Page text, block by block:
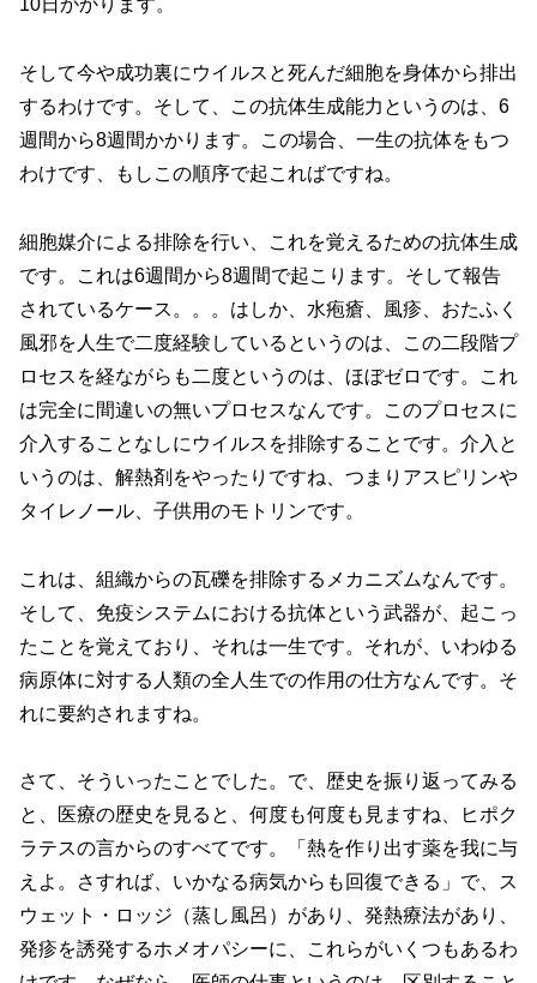
10日かかります。
そして今や成功裏にウイルスと死んだ細胞を身体から排出
するわけです。そして、この抗体生成能力というのは、6
週間から8週間かかります。この場合、一生の抗体をもつ
わけです、もしこの順序で起こればですね。
細胞媒介による排除を行い、これを覚えるための抗体生成
です。これは6週間から8週間で起こります。そして報告
されているケース。。。はしか、水疱瘡、風疹、おたふく
風邪を人生で二度経験しているというのは、この二段階プ
ロセスを経ながらも二度というのは、ほぼゼロです。これ
は完全に間違いの無いプロセスなんです。このプロセスに
介入することなしにウイルスを排除することです。介入と
いうのは、解熱剤をやったりですね、つまりアスピリンや
タイレノール、子供用のモトリンです。
これは、組織からの瓦礫を排除するメカニズムなんです。
そして、免疫システムにおける抗体という武器が、起こっ
たことを覚えており、それは一生です。それが、いわゆる
病原体に対する人類の全人生での作用の仕方なんです。そ
れに要約されますね。
さて、そういったことでした。で、歴史を振り返ってみる
と、医療の歴史を見ると、何度も何度も見ますね、ヒポク
ラテスの言からのすべてです。「熱を作り出す薬を我に与
えよ。さすれば、いかなる病気からも回復できる」で、ス
ウェット・ロッジ（蒸し風呂）があり、発熱療法があり、
発疹を誘発するホメオパシーに、これらがいくつもあるわ